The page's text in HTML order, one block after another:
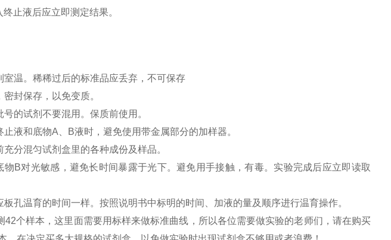
止液后应立即测定结果。
温。稀稀过后的标准品应丢弃，不可保存
封保存，以免变质。
的试剂不要混用。保质前使用。
止液和底物A、B液时，避免使用带金属部分的加样器。
分混匀试剂盒里的各种成份及样品。
B对光敏感，避免长时间暴露于光下。避免用手接触，有毒。实验完成后应立即读取
孔温育的时间一样。按照说明书中标明的时间、加液的量及顺序进行温育操作。
42个样本，这里面需要用标样来做标准曲线，所以各位需要做实验的老师们，请在购买